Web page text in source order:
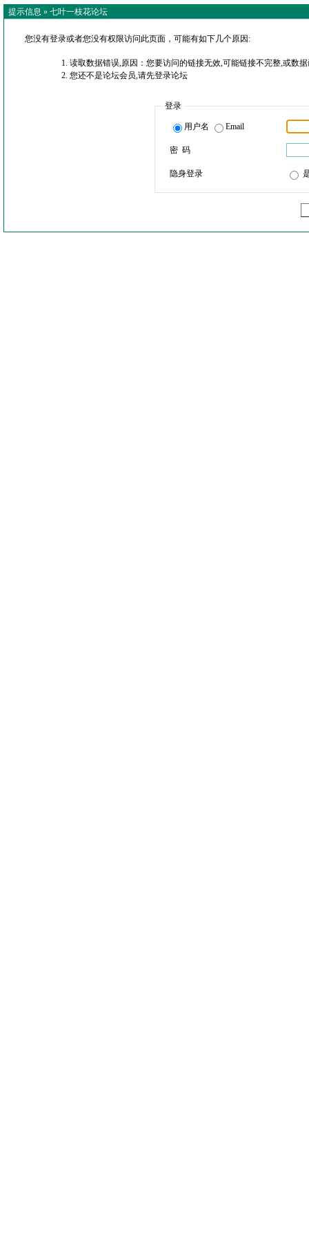
提示信息 » 七叶一枝花论坛
您没有登录或者您没有权限访问此页面，可能有如下几个原因:
读取数据错误,原因：您要访问的链接无效,可能链接不完整,或数
您还不是论坛会员,请先登录论坛
登录
用户名 Email
密 码
隐身登录